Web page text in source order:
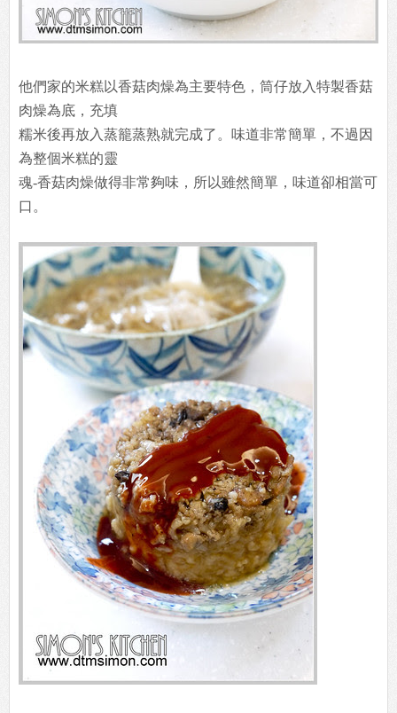
他們家的米糕以香菇肉燥為主要特色，筒仔放入特製香菇
肉燥為底，充填
糯米後再放入蒸籠蒸熟就完成了。味道非常簡單，不過因
為整個米糕的靈
魂-香菇肉燥做得非常夠味，所以雖然簡單，味道卻相當可
口。